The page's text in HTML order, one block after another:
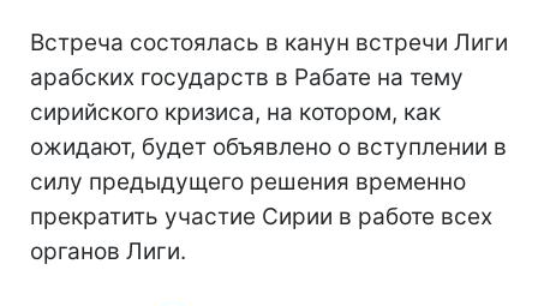
Встреча состоялась в канун встречи Лиги
арабских государств в Рабате на тему
сирийского кризиса, на котором, как
ожидают, будет объявлено о вступлении в
силу предыдущего решения временно
прекратить участие Сирии в работе всех
органов Лиги.